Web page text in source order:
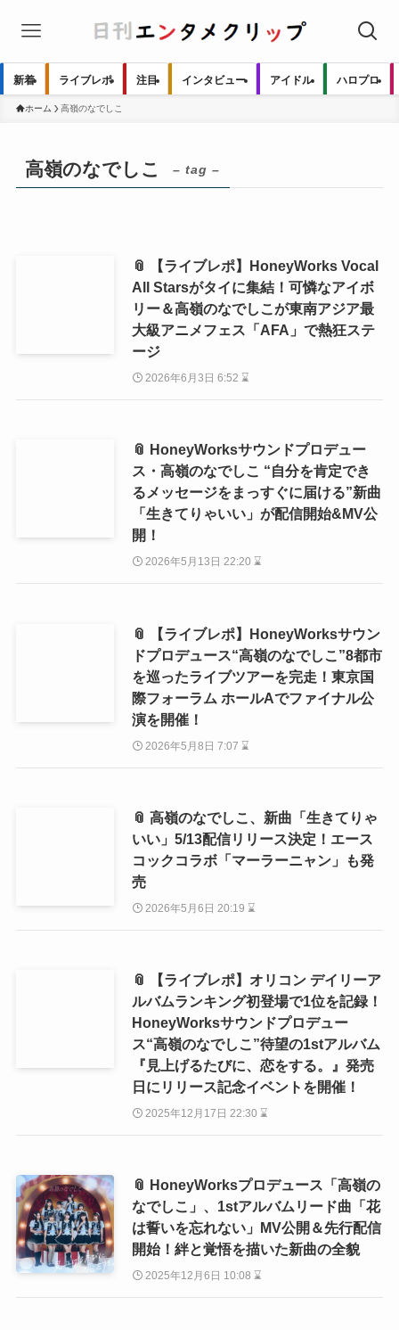
新着 ライブレポ 注目 インタビュー アイドル ハロプロ
ホーム 高嶺のなでしこ
高嶺のなでしこ – tag –
📎 【ライブレポ】HoneyWorks Vocal
All Starsがタイに集結！可憐なアイボ
リー＆高嶺のなでしこが東南アジア最
大級アニメフェス「AFA」で熱狂ステ
ージ
2026年6月3日 6:52 ⌛
📎 HoneyWorksサウンドプロデュー
ス・高嶺のなでしこ “自分を肯定でき
るメッセージをまっすぐに届ける”新曲
「生きてりゃいい」が配信開始&MV公
開！
2026年5月13日 22:20 ⌛
📎 【ライブレポ】HoneyWorksサウン
ドプロデュース“高嶺のなでしこ”8都市
を巡ったライブツアーを完走！東京国
際フォーラム ホールAでファイナル公
演を開催！
2026年5月8日 7:07 ⌛
📎 高嶺のなでしこ、新曲「生きてりゃ
いい」5/13配信リリース決定！エース
コックコラボ「マーラーニャン」も発
売
2026年5月6日 20:19 ⌛
📎 【ライブレポ】オリコン デイリーア
ルバムランキング初登場で1位を記録！
HoneyWorksサウンドプロデュー
ス“高嶺のなでしこ”待望の1stアルバム
『見上げるたびに、恋をする。』発売
日にリリース記念イベントを開催！
2025年12月17日 22:30 ⌛
📎 HoneyWorksプロデュース「高嶺の
なでしこ」、1stアルバムリード曲「花
は誓いを忘れない」MV公開＆先行配信
開始！絆と覚悟を描いた新曲の全貌
2025年12月6日 10:08 ⌛